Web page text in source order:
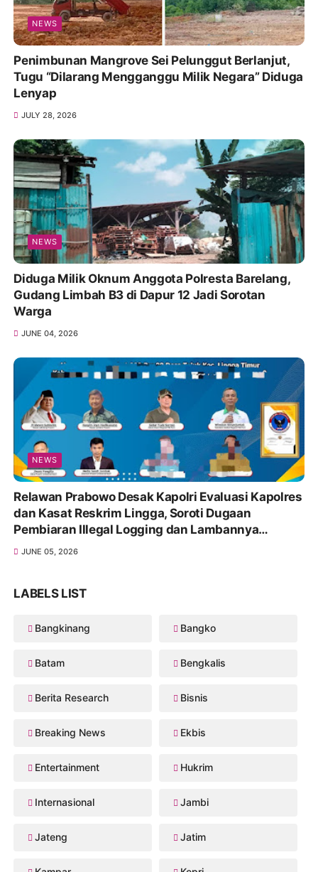
NEWS
Penimbunan Mangrove Sei Pelunggut Berlanjut,
Tugu “Dilarang Mengganggu Milik Negara” Diduga
Lenyap
JULY 28, 2026
NEWS
Diduga Milik Oknum Anggota Polresta Barelang,
Gudang Limbah B3 di Dapur 12 Jadi Sorotan
Warga
JUNE 04, 2026
NEWS
Relawan Prabowo Desak Kapolri Evaluasi Kapolres
dan Kasat Reskrim Lingga, Soroti Dugaan
Pembiaran Illegal Logging dan Lambannya
Penanganan Korupsi
JUNE 05, 2026
LABELS LIST
Bangkinang Bangko
Batam Bengkalis
Berita Research Bisnis
Breaking News Ekbis
Entertainment Hukrim
Internasional Jambi
Jateng Jatim